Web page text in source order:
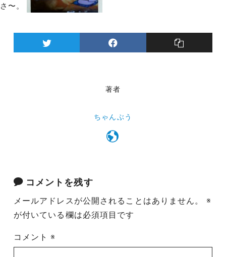
さ〜。
著者
ちゃんぶう
コメントを残す
メールアドレスが公開されることはありません。
※
が付いている欄は必須項目です
コメント※